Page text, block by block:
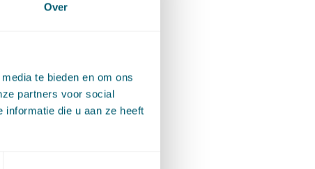
Over
te bieden en om ons
partners voor social
informatie die u aan ze heeft
en de